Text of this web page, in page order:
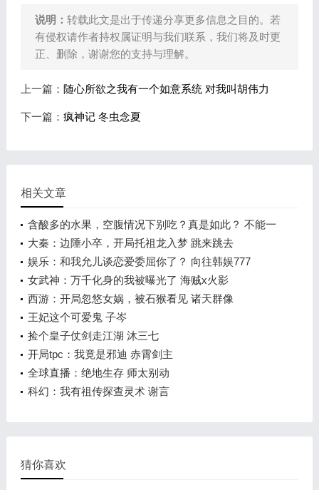
说明： 转载此文是出于传递分享更多信息之目的。若
有侵权请作者持权属证明与我们联系，我们将及时更
正、删除，谢谢您的支持与理解。
上一篇： 随心所欲之我有一个如意系统 对我叫胡伟力
下一篇： 疯神记 冬虫念夏
相关文章
含酸多的水果，空腹情况下别吃？真是如此？ 不能一
概而论！
大秦：边陲小卒，开局托祖龙入梦 跳来跳去
娱乐：和我允儿谈恋爱委屈你了？ 向往韩娱777
女武神：万千化身的我被曝光了 海贼x火影
西游：开局忽悠女娲，被石猴看见 诸天群像
王妃这个可爱鬼 子岑
捡个皇子仗剑走江湖 沐三七
开局tpc：我竟是邪迪 赤霄剑主
全球直播：绝地生存 师太别动
科幻：我有祖传探查灵术 谢言
猜你喜欢